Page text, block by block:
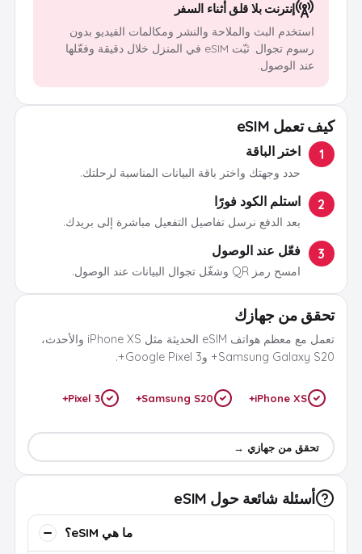
إنترنت بلا قلق أثناء السفر
استخدم البث والملاحة والنشر ومكالمات الفيديو بدون
رسوم تجوال. ثبّت eSIM في المنزل خلال دقيقة وفعّلها
عند الوصول.
كيف تعمل eSIM
1 اختر الباقة
حدد وجهتك واختر باقة البيانات المناسبة لرحلتك.
2 استلم الكود فورًا
بعد الدفع نرسل تفاصيل التفعيل مباشرة إلى بريدك.
3 فعّل عند الوصول
امسح رمز QR وشغّل تجوال البيانات عند الوصول.
تحقق من جهازك
تعمل مع معظم هواتف eSIM الحديثة مثل iPhone XS والأحدث،
Samsung Galaxy S20+ وGoogle Pixel 3+.
iPhone XS+
Samsung S20+
Pixel 3+
تحقق من جهازي →
أسئلة شائعة حول eSIM
ما هي eSIM؟